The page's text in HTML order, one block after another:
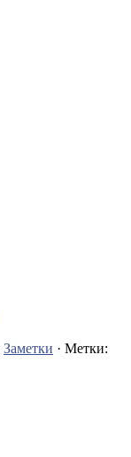
Заметки · Метки: